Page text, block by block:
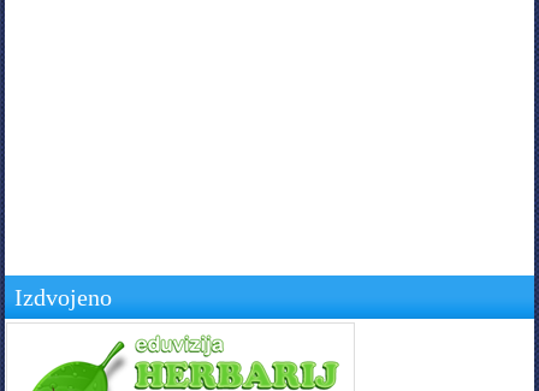
Izdvojeno